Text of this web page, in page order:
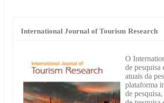
International Journal of Tourism Research
O
de pesquisa
atuais da
plataforma
de